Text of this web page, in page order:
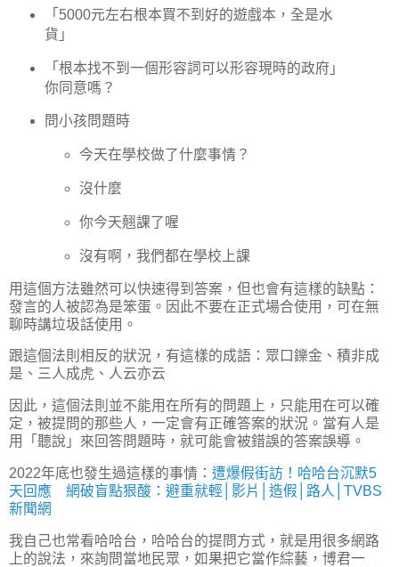
「5000元左右根本買不到好的遊戲本，全是水
貨」
「根本找不到一個形容詞可以形容現時的政府」
你同意嗎？
問小孩問題時
今天在學校做了什麼事情？
沒什麼
你今天翹課了喔
沒有啊，我們都在學校上課
用這個方法雖然可以快速得到答案，但也會有這樣的缺點：
發言的人被認為是笨蛋。因此不要在正式場合使用，可在無
聊時講垃圾話使用。
跟這個法則相反的狀況，有這樣的成語：眾口鑠金、積非成
是、三人成虎、人云亦云
因此，這個法則並不能用在所有的問題上，只能用在可以確
定，被提問的那些人，一定會有正確答案的狀況。當有人是
用「聽說」來回答問題時，就可能會被錯誤的答案誤導。
2022年底也發生過這樣的事情： 遭爆假街訪！哈哈台沉默5
天回應 網破盲點狠酸：避重就輕│影片│造假│路人│TVBS
新聞網
我自己也常看哈哈台，哈哈台的提問方式，就是用很多網路
上的說法，來詢問當地民眾，如果把它當作綜藝，博君一